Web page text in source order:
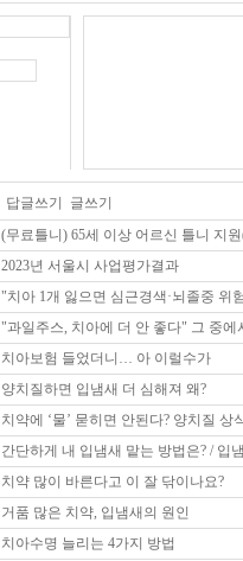
답글쓰기 글쓰기
(무료틀니) 65세 이상 어르신 틀니 지
2023년 서울시 사업평가결과
"치아 1개 잃으면 심근경색·뇌졸중 위
"과일주스, 치아에 더 안 좋다" 그 중
치아보험 들었더니… 아 이럴수가
양치질하면 입냄새 더 심해져 왜?
치약에 ‘물’ 묻히면 안된다? 양치질 상
간단하게 내 입냄새 맡는 방법은? / 입
치약 많이 바른다고 이 잘 닦이나요?
거품 많은 치약, 입냄새의 원인
치아수명 늘리는 4가지 방법